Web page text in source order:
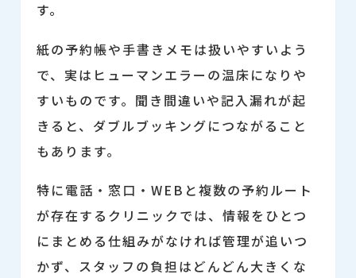
す。
紙の予約帳や手書きメモは扱いやすいよう
で、実はヒューマンエラーの温床になりや
すいものです。聞き間違いや記入漏れが起
きると、ダブルブッキングにつながること
もあります。
特に電話・窓口・WEBと複数の予約ルート
が存在するクリニックでは、情報をひとつ
にまとめる仕組みがなければ管理が追いつ
かず、スタッフの負担はどんどん大きくな